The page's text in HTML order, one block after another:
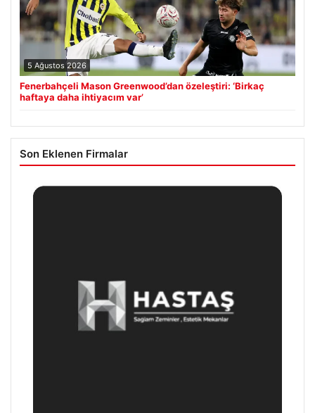
5 Ağustos 2026
Fenerbahçeli Mason Greenwood’dan özeleştiri: ‘Birkaç
haftaya daha ihtiyacım var’
Son Eklenen Firmalar